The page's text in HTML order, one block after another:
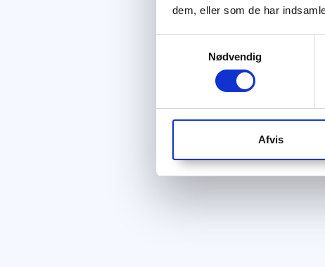
dem, eller som de har
Nødvendig
Afvis